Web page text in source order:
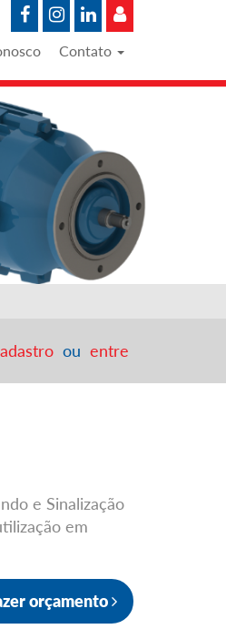
Contato
ou entre
e Sinalização
em
orçamento